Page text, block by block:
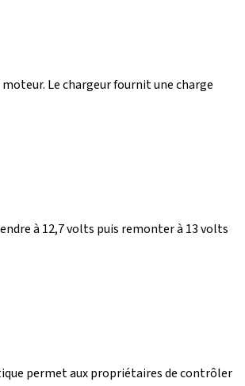
Le chargeur fournit une charge
à 12,7 volts puis remonter à 13 volts
permet aux propriétaires de contrôler